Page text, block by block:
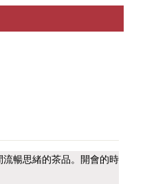
暢思緒的茶品。開會的時